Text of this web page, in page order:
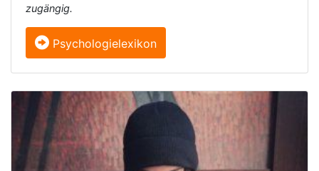
zugängig.
Psychologielexikon